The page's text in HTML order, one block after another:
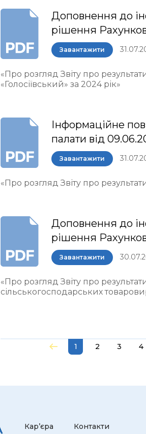
Доповнення до
рішення
Завантажити
«Про розгляд Звіту про
«Голосіївський» за 2024 рік»
Інформаційне
палати від
Завантажити
«Про розгляд Звіту про
Доповнення до
рішення
Завантажити
«Про розгляд Звіту про
сільськогосподарських
1 2 3 4
Кар’єра Контакти